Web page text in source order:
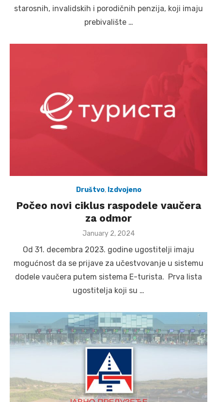
starosnih, invalidskih i porodičnih penzija, koji imaju
prebivalište …
Društvo, Izdvojeno
Počeo novi ciklus raspodele vaučera
za odmor
Posted
January 2, 2024
Od 31. decembra 2023. godine ugostitelji imaju
mogućnost da se prijave za učestvovanje u sistemu
dodele vaučera putem sistema E-turista. Prva lista
ugostitelja koji su …